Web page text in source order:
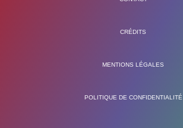
CRÉDITS
MENTIONS LÉGALES
POLITIQUE DE CONFIDENTIALITÉ